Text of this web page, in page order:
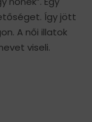
Így jött
A női illatok
viseli.